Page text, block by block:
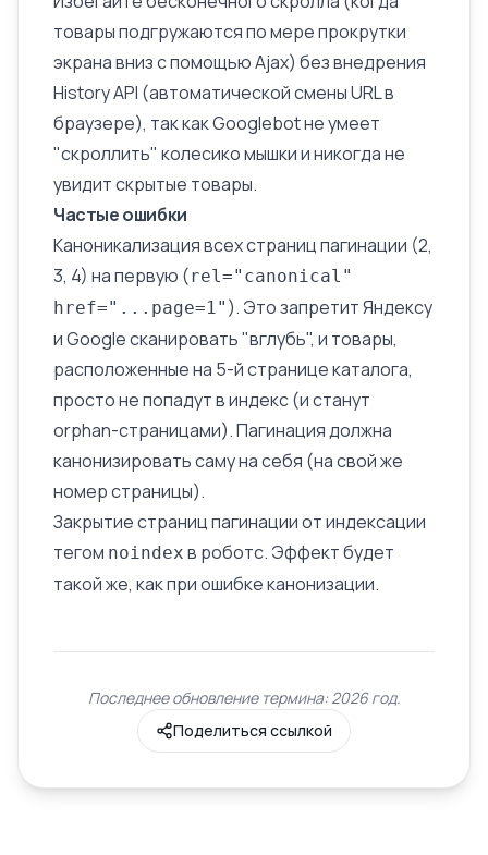
товары подгружаются по мере прокрутки
экрана вниз с помощью Ajax) без внедрения
History API (автоматической смены URL в
браузере), так какGooglebotне умеет
"скроллить" колесико мышки и никогда не
увидит скрытые товары.
Частые ошибки
Каноникализация всех страниц пагинации (2,
3, 4) на первую (rel="canonical"
href="...page=1" ). Это запретит Яндексу
и Google сканировать "вглубь", и товары,
расположенные на 5-й странице каталога,
просто не попадут в индекс (и станут
orphan-страницами). Пагинация должна
канонизировать саму на себя (на свой же
номер страницы).
Закрытие страниц пагинации от индексации
тегом noindex в роботс. Эффект будет
такой же, как при ошибке канонизации.
Последнее обновление термина: 2026 год.
Поделиться ссылкой